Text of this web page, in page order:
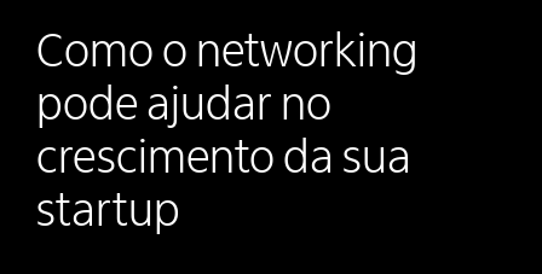
Como o networking
pode ajudar no
crescimento da sua
startup